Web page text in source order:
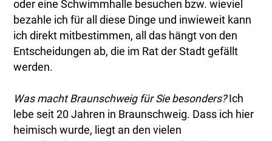
oder eine Schwimmhalle besuchen bzw. wieviel
bezahle ich für all diese Dinge und inwieweit kann
ich direkt mitbestimmen, all das hängt von den
Entscheidungen ab, die im Rat der Stadt gefällt
werden.
Was macht Braunschweig für Sie besonders? Ich
lebe seit 20 Jahren in Braunschweig. Dass ich hier
heimisch wurde, liegt an den vielen